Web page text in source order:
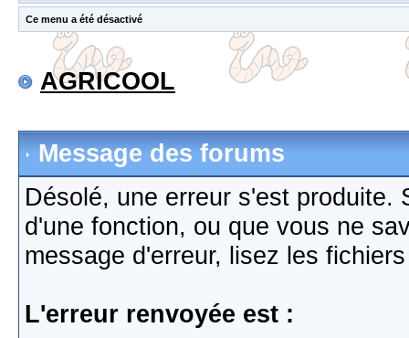
Ce menu a été désactivé
AGRICOOL
Message des forums
Désolé, une erreur s'est produite.
d'une fonction, ou que vous ne
message d'erreur, lisez les
L'erreur renvoyée est :